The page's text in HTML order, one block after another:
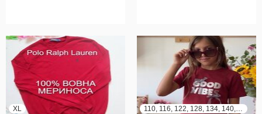
XL 110, 116, 122, 128, 134, 140, 146, 152